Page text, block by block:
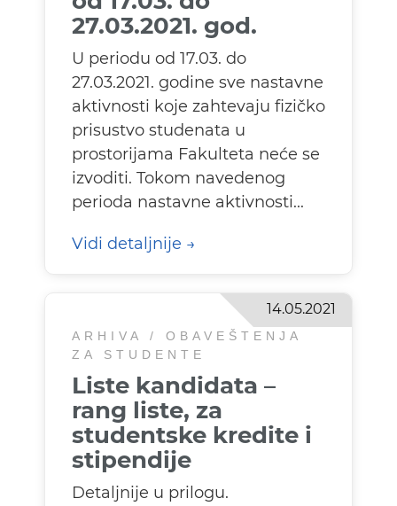
27.03.2021. god.
U periodu od 17.03. do
27.03.2021. godine sve nastavne
aktivnosti koje zahtevaju fizičko
prisustvo studenata u
prostorijama Fakulteta neće se
izvoditi. Tokom navedenog
perioda nastavne aktivnosti...
Vidi detaljnije
14.05.2021
ARHIVA / OBAVEŠTENJA
ZA STUDENTE
Liste kandidata –
rang liste, za
studentske kredite i
stipendije
Detaljnije u prilogu.